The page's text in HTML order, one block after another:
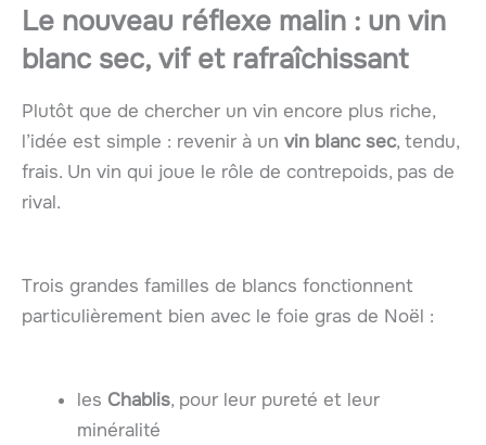
Le nouveau réflexe malin : un vin
blanc sec, vif et rafraîchissant
Plutôt que de chercher un vin encore plus riche,
l’idée est simple : revenir à un vin blanc sec, tendu,
frais. Un vin qui joue le rôle de contrepoids, pas de
rival.
Trois grandes familles de blancs fonctionnent
particulièrement bien avec le foie gras de Noël :
les Chablis, pour leur pureté et leur
minéralité